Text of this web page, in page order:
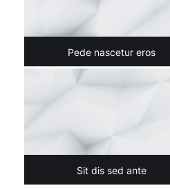
Pede nascetur eros
Sit dis sed ante